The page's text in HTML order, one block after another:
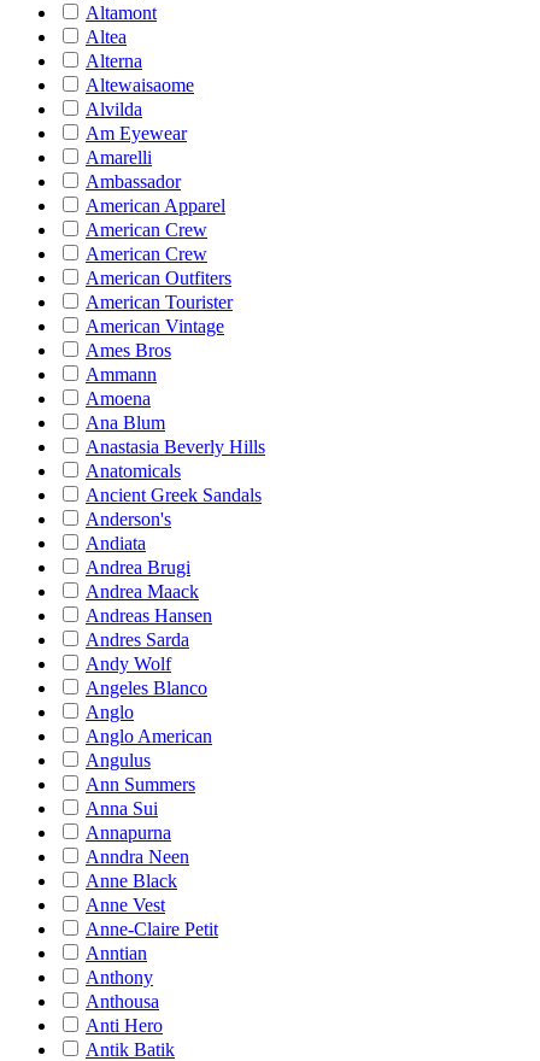
Altamont
Altea
Alterna
Altewaisaome
Alvilda
Am Eyewear
Amarelli
Ambassador
American Apparel
American Crew
American Crew
American Outfiters
American Tourister
American Vintage
Ames Bros
Ammann
Amoena
Ana Blum
Anastasia Beverly Hills
Anatomicals
Ancient Greek Sandals
Anderson's
Andiata
Andrea Brugi
Andrea Maack
Andreas Hansen
Andres Sarda
Andy Wolf
Angeles Blanco
Anglo
Anglo American
Angulus
Ann Summers
Anna Sui
Annapurna
Anndra Neen
Anne Black
Anne Vest
Anne-Claire Petit
Anntian
Anthony
Anthousa
Anti Hero
Antik Batik